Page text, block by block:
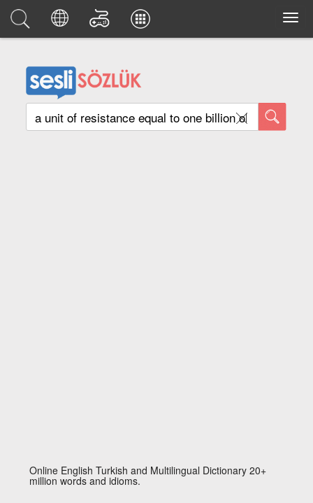
Online English Turkish and Multilingual Dictionary 20+
million words and idioms.